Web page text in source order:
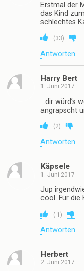
Erstmal der
das Kind
schlechtes
(33)
Antworten
Harry Bert
1. Juni 2017
…dir würd’s
angrapscht
(2)
Antworten
Käpsele
1. Juni 2017
Jup
cool. Für die
(-1 )
Antworten
Herbert
2. Juni 2017